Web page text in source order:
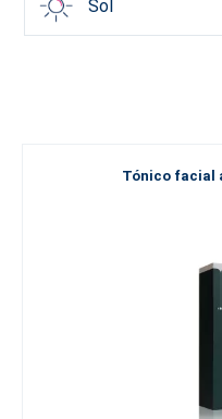
Sol
Tónico facial